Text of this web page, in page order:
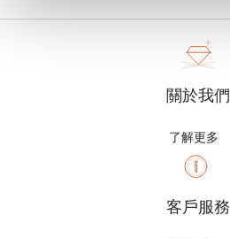
關於我們
了解更多
客戶服務